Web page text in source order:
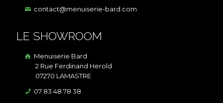
contact@menuiserie-bard.com
LE SHOWROOM
Menuiserie Bard
2 Rue Ferdinand Herold
07270 LAMASTRE
07 83 48 78 38